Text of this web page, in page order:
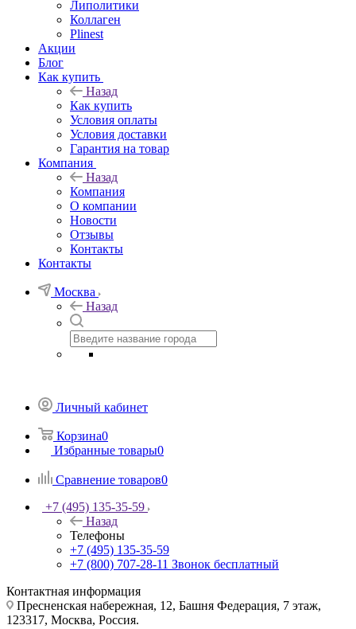
Липолитики
Коллаген
Plinest
Акции
Блог
Как купить
Назад
Как купить
Условия оплаты
Условия доставки
Гарантия на товар
Компания
Назад
Компания
О компании
Новости
Отзывы
Контакты
Контакты
Москва
Назад
Личный кабинет
Корзина0
Избранные товары0
Сравнение товаров0
+7 (495) 135-35-59
Назад
Телефоны
+7 (495) 135-35-59
+7 (800) 707-28-11 Звонок бесплатный
Контактная информация
Пресненская набережная, 12, Башня Федерация, 7 этаж,
123317, Москва, Россия.